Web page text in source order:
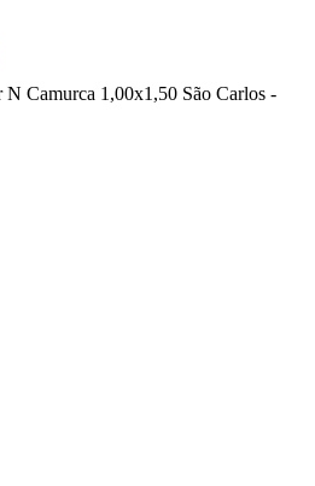
N Camurca 1,00x1,50 São Carlos -